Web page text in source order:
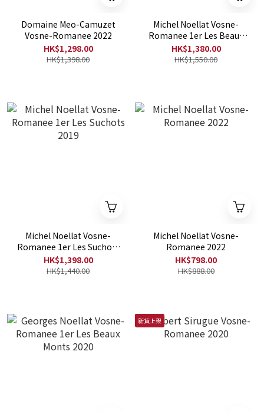
Domaine Meo-Camuzet
Vosne-Romanee 2022
HK$1,298.00
HK$1,398.00
Michel Noellat Vosne-
Romanee 1er Les Beaux
Monts 2020
HK$1,380.00
HK$1,550.00
Michel Noellat Vosne-
Romanee 1er Les Suchots
2019
HK$1,398.00
HK$1,440.00
Michel Noellat Vosne-
Romanee 2022
HK$798.00
HK$888.00
新貨上架